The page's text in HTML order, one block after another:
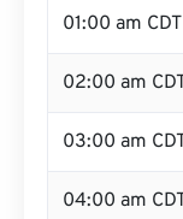
01:00 am CDT
02:00 am
03:00 am
04:00 am